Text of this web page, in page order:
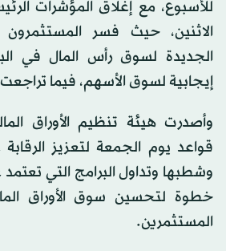
للأسبوع، مع إغلاق المؤشرات
الاثنين، حيث فسر المستثمرون
الجديدة لسوق رأس المال في
إيجابية لسوق الأسهم، فيما
وأصدرت هيئة تنظيم الأوراق
قواعد يوم الجمعة لتعزيز
وشطبها وتداول البرامج التي
خطوة لتحسين سوق الأوراق
المستثمرين.